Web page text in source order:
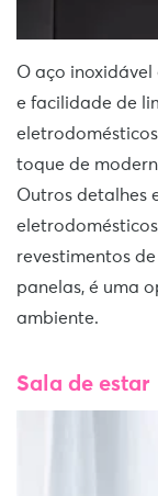
O aço inoxidável
e facilidade de
toque de
Outros detalhes
revestimentos
panelas, é uma
ambiente.
Sala de estar